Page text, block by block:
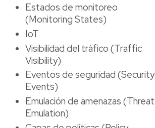
Estados de monitoreo
(Monitoring States)
IoT
Visibilidad del tráfico (Traffic
Visibility)
Eventos de seguridad (Security
Events)
Emulación de amenazas (Threat
Emulation)